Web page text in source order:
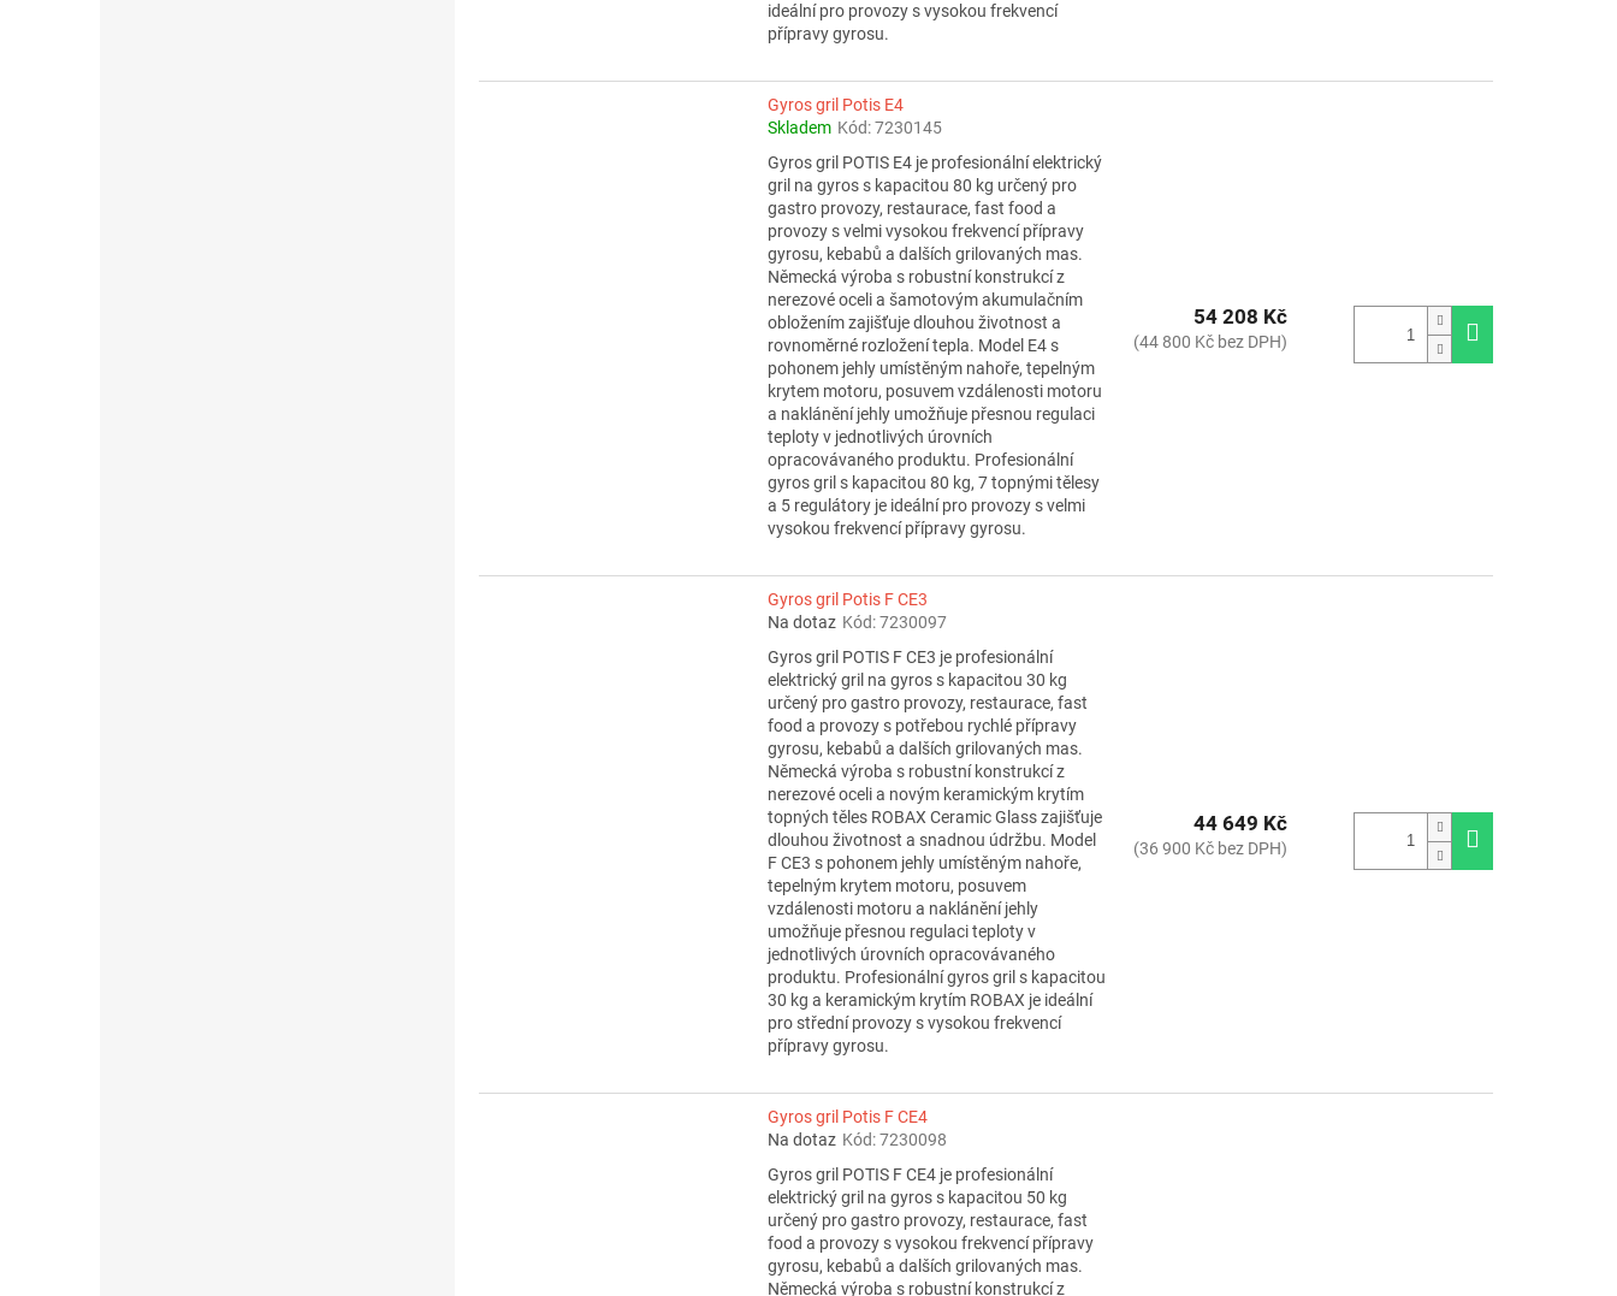
ideální pro provozy s vysokou frekvencí
přípravy gyrosu.
Gyros gril Potis E4
Skladem Kód:7230145
Gyros gril POTIS E4 je profesionální elektrický
gril na gyros s kapacitou 80 kg určený pro
gastro provozy, restaurace, fast food a
provozy s velmi vysokou frekvencí přípravy
gyrosu, kebabů a dalších grilovaných mas.
Německá výroba s robustní konstrukcí z
nerezové oceli a šamotovým akumulačním
obložením zajišťuje dlouhou životnost a
rovnoměrné rozložení tepla. Model E4 s
pohonem jehly umístěným nahoře, tepelným
krytem motoru, posuvem vzdálenosti motoru
a naklánění jehly umožňuje přesnou regulaci
teploty v jednotlivých úrovních
opracovávaného produktu. Profesionální
gyros gril s kapacitou 80 kg, 7 topnými tělesy
a 5 regulátory je ideální pro provozy s velmi
vysokou frekvencí přípravy gyrosu.
54 208 Kč
(44 800 Kč bez DPH)
Gyros gril Potis F CE3
Na dotaz Kód:7230097
Gyros gril POTIS F CE3 je profesionální
elektrický gril na gyros s kapacitou 30 kg
určený pro gastro provozy, restaurace, fast
food a provozy s potřebou rychlé přípravy
gyrosu, kebabů a dalších grilovaných mas.
Německá výroba s robustní konstrukcí z
nerezové oceli a novým keramickým krytím
topných těles ROBAX Ceramic Glass zajišťuje
dlouhou životnost a snadnou údržbu. Model
F CE3 s pohonem jehly umístěným nahoře,
tepelným krytem motoru, posuvem
vzdálenosti motoru a naklánění jehly
umožňuje přesnou regulaci teploty v
jednotlivých úrovních opracovávaného
produktu. Profesionální gyros gril s kapacitou
30 kg a keramickým krytím ROBAX je ideální
pro střední provozy s vysokou frekvencí
přípravy gyrosu.
44 649 Kč
(36 900 Kč bez DPH)
Gyros gril Potis F CE4
Na dotaz Kód:7230098
Gyros gril POTIS F CE4 je profesionální
elektrický gril na gyros s kapacitou 50 kg
určený pro gastro provozy, restaurace, fast
food a provozy s vysokou frekvencí přípravy
gyrosu, kebabů a dalších grilovaných mas.
Německá výroba s robustní konstrukcí z